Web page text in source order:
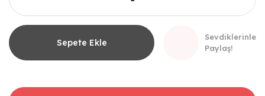
Sepete Ekle
Sevdiklerinle
Paylaş!